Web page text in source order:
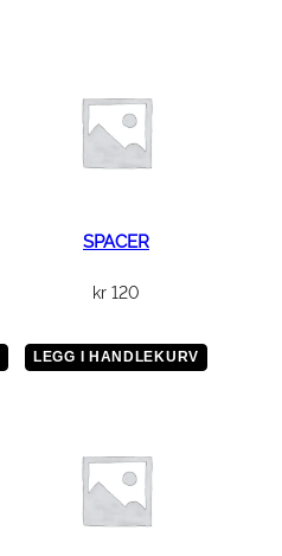
SPACER
kr 120
LEGG I HANDLEKURV